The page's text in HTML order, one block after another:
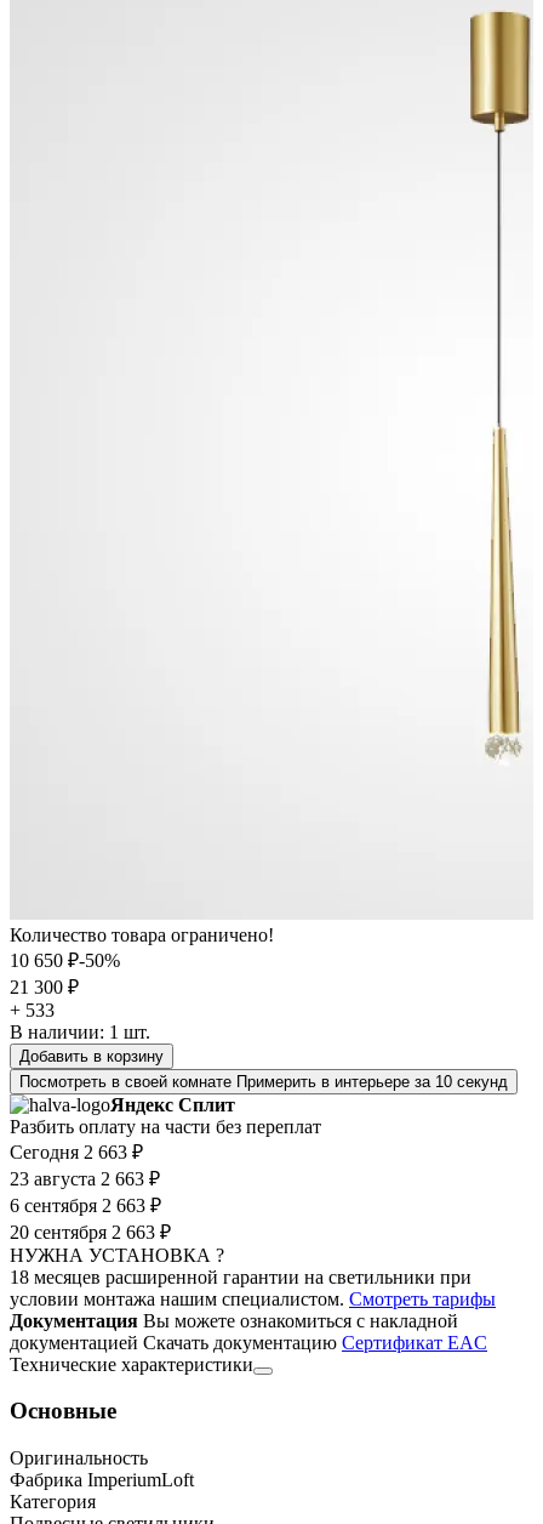
Количество товара ограничено!
10 650 ₽-50%
21 300 ₽
+ 533
В наличии: 1 шт.
Добавить в корзину
Посмотреть в своей комнате Примерить в интерьере за 10 секунд
Яндекс Сплит
Разбить оплату на части без переплат
Сегодня 2 663 ₽
23 августа 2 663 ₽
6 сентября 2 663 ₽
20 сентября 2 663 ₽
НУЖНА УСТАНОВКА ?
18 месяцев расширенной гарантии на светильники при
условии монтажа нашим специалистом. Смотреть тарифы
Документация Вы можете ознакомиться с накладной
документацией Скачать документацию Cертификат EAC
Технические характеристики
Основные
Оригинальность
Фабрика ImperiumLoft
Категория